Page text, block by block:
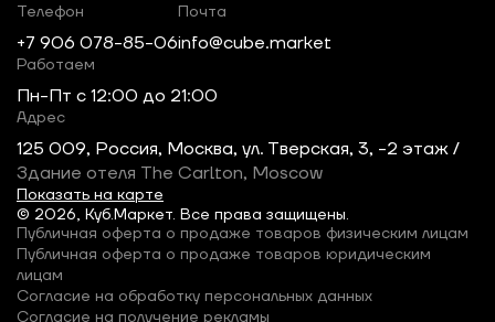
© 2026, Куб.Маркет. Все права защищены.
Телефон
+7 906 078-85-06
Почта
info@cube.market
Работаем
Пн-Пт c 12:00 до 21:00
Адрес
125 009, Россия, Москва, ул. Тверская, 3, -2 этаж /
Здание отеля The Carlton, Moscow
Показать на карте
Публичная оферта о продаже товаров физическим лицам
Публичная оферта о продаже товаров юридическим
лицам
Согласие на обработку персональных данных
Согласие на получение рекламы